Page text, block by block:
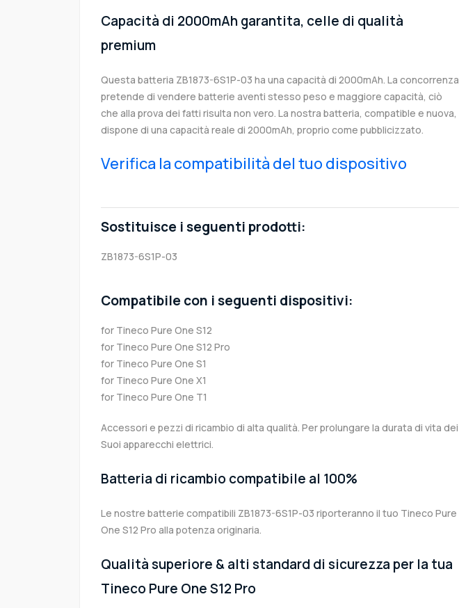
Capacità di 2000mAh garantita, celle di qualità
premium
Questa batteria ZB1873-6S1P-03 ha una capacità di 2000mAh. La concorrenza
pretende di vendere batterie aventi stesso peso e maggiore capacità, ciò
che alla prova dei fatti risulta non vero. La nostra batteria, compatible e nuova,
dispone di una capacità reale di 2000mAh, proprio come pubblicizzato.
Verifica la compatibilità del tuo dispositivo
Sostituisce i seguenti prodotti:
ZB1873-6S1P-03
Compatibile con i seguenti dispositivi:
for Tineco Pure One S12
for Tineco Pure One S12 Pro
for Tineco Pure One S1
for Tineco Pure One X1
for Tineco Pure One T1
Accessori e pezzi di ricambio di alta qualità. Per prolungare la durata di vita dei
Suoi apparecchi elettrici.
Batteria di ricambio compatibile al 100%
Le nostre batterie compatibili ZB1873-6S1P-03 riporteranno il tuo Tineco Pure
One S12 Pro alla potenza originaria.
Qualità superiore & alti standard di sicurezza per la tua
Tineco Pure One S12 Pro